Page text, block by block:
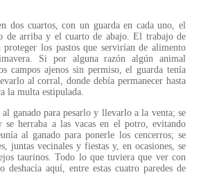
dos cuartos, con un guarda en cada uno, el
de arriba y el cuarto de abajo. El trabajo de
proteger los pastos que servirían de alimento
Si por alguna razón algún animal
campos ajenos sin permiso, el guarda tenía
al corral, donde debía permanecer hasta
la multa estipulada.
ganado para pesarlo y llevarlo a la venta; se
se herraba a las vacas en el potro, evitando
al ganado para ponerle los cencerros; se
juntas vecinales y fiestas y, en ocasiones, se
taurinos. Todo lo que tuviera que ver con
deshacía aquí, entre estas cuatro paredes de